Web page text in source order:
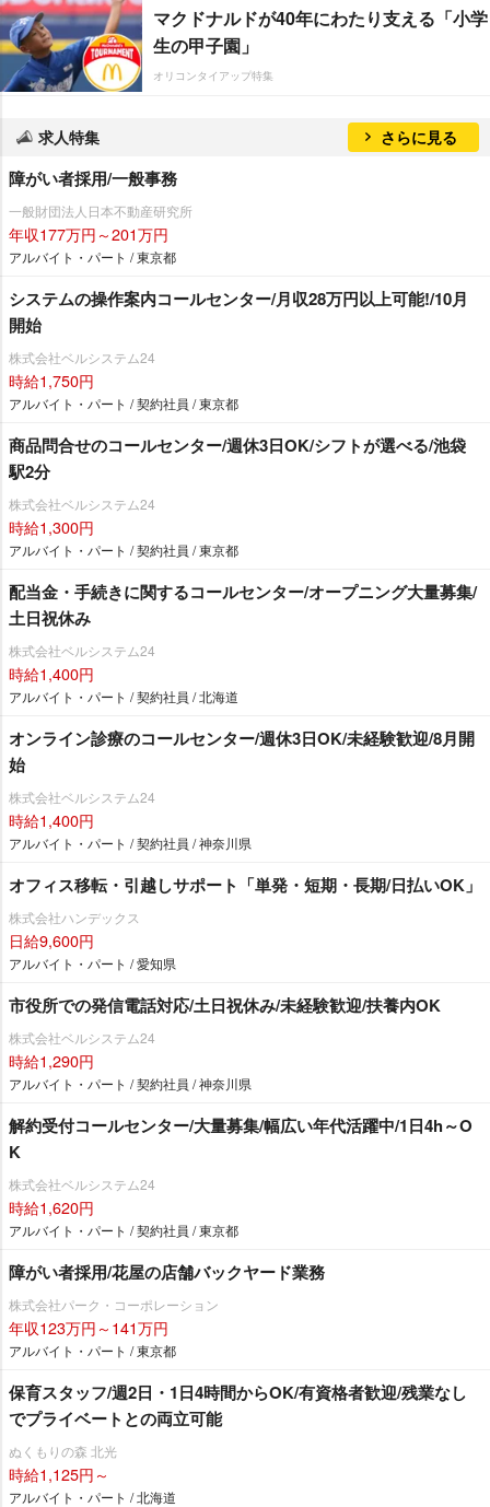
マクドナルドが40年にわたり支える「小学
生の甲子園」
オリコンタイアップ特集
求人特集 さらに見る
障がい者採用/一般事務
一般財団法人日本不動産研究所
年収177万円～201万円
アルバイト・パート / 東京都
システムの操作案内コールセンター/月収28万円以上可能!/10月
開始
株式会社ベルシステム24
時給1,750円
アルバイト・パート / 契約社員 / 東京都
商品問合せのコールセンター/週休3日OK/シフトが選べる/池袋
駅2分
株式会社ベルシステム24
時給1,300円
アルバイト・パート / 契約社員 / 東京都
配当金・手続きに関するコールセンター/オープニング大量募集/
土日祝休み
株式会社ベルシステム24
時給1,400円
アルバイト・パート / 契約社員 / 北海道
オンライン診療のコールセンター/週休3日OK/未経験歓迎/8月開
始
株式会社ベルシステム24
時給1,400円
アルバイト・パート / 契約社員 / 神奈川県
オフィス移転・引越しサポート「単発・短期・長期/日払いOK」
株式会社ハンデックス
日給9,600円
アルバイト・パート / 愛知県
市役所での発信電話対応/土日祝休み/未経験歓迎/扶養内OK
株式会社ベルシステム24
時給1,290円
アルバイト・パート / 契約社員 / 神奈川県
解約受付コールセンター/大量募集/幅広い年代活躍中/1日4h～O
K
株式会社ベルシステム24
時給1,620円
アルバイト・パート / 契約社員 / 東京都
障がい者採用/花屋の店舗バックヤード業務
株式会社パーク・コーポレーション
年収123万円～141万円
アルバイト・パート / 東京都
保育スタッフ/週2日・1日4時間からOK/有資格者歓迎/残業なし
でプライベートとの両立可能
ぬくもりの森 北光
時給1,125円～
アルバイト・パート / 北海道